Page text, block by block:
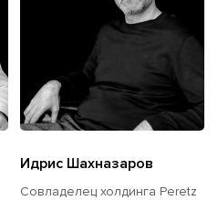
Идрис Шахназаров
Совладелец холдинга Peretz